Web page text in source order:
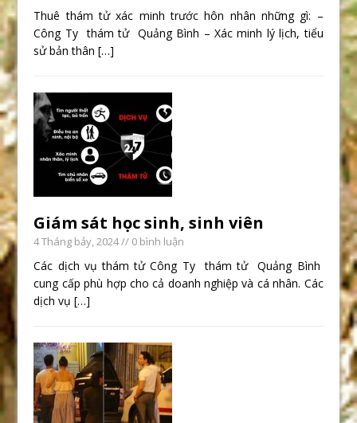
Thuê thám tử xác minh trước hôn nhân những gì: –
Công Ty thám tử Quảng Bình – Xác minh lý lịch, tiểu
sử bản thân[…]
Giám sát học sinh, sinh viên
4 Tháng bảy, 2024// 0 bình luận
Các dịch vụ thám tử Công Ty thám tử Quảng Bình
cung cấp phù hợp cho cả doanh nghiệp và cá nhân. Các
dịch vụ[…]